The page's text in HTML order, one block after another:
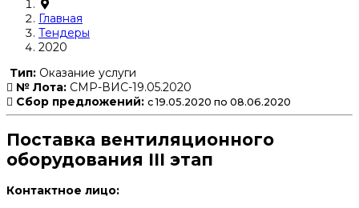
Главная
Тендеры
2020
Тип: Оказание услуги
№ Лота: СМР-ВИС-19.05.2020
Сбор предложений: с 19.05.2020 по 08.06.2020
Поставка вентиляционного
оборудования III этап
Контактное лицо: